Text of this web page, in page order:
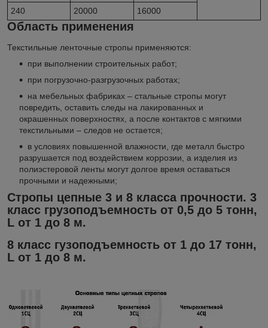
240
20000 16000
Область применения
Текстильные ленточные стропы применяются:
при выполнении строительных работ;
при погрузочно-разгрузочных работах;
на мебельных фабриках – стальные стропы могут
повредить, оставить следы на лакированных и
окрашенных поверхностях, а после контактов с мягкими
текстильными – следов не остается;
в условиях повышенной влажности, где металл быстро
разрушается под воздействием коррозии, а изделия из
полиэстеровой ленты могут долгое время оставаться
прочными и надежными;
Стропы цепные 3 и 8 класса прочности. 3
класс грузоподъемность от 0,5 до 5 тонн,
L от 1 до 8 м.
8 класс гузоподъемность от 1 до 17 тонн,
L от 1 до 8 м.